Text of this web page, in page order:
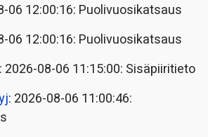
06 12:00:16: Puolivuosikatsaus
06 12:00:16: Puolivuosikatsaus
: 2026-08-06 11:15:00: Sisäpiiritieto
: 2026-08-06 11:00:46: